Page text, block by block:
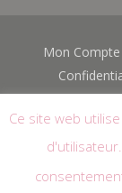
Mon Compte
© 2026 Célia
Ce site web
d'utilisateur.